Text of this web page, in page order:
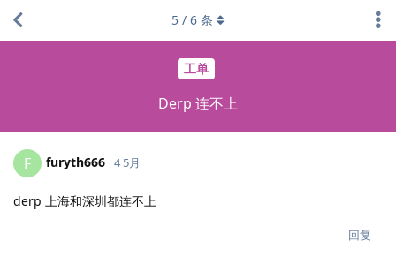
工单
Derp 连不上
5 / 6 条
F furyth666 4 5月
derp 上海和深圳都连不上
回复